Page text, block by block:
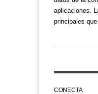
aplicaciones.
principales
CONECTA